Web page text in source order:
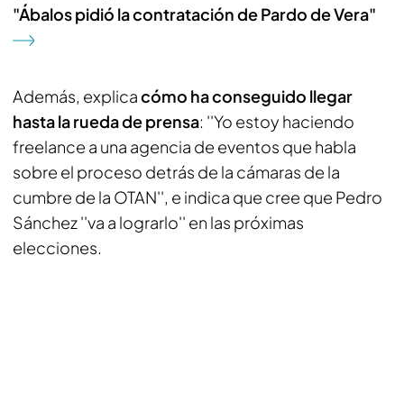
"Ábalos pidió la contratación de Pardo de Vera"
Además, explicacómo ha conseguido llegar
hasta la rueda de prensa: ''Yo estoy haciendo
freelance a una agencia de eventos que habla
sobre el proceso detrás de la cámaras de la
cumbre de la OTAN'', e indica que cree que Pedro
Sánchez ''va a lograrlo'' en las próximas
elecciones.